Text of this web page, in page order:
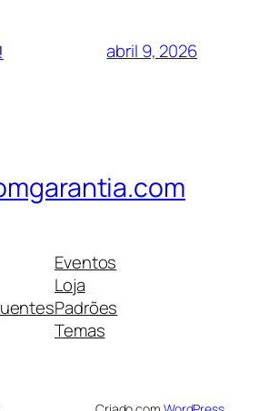
abril 9, 2026
Eventos
Loja
Padrões
Temas